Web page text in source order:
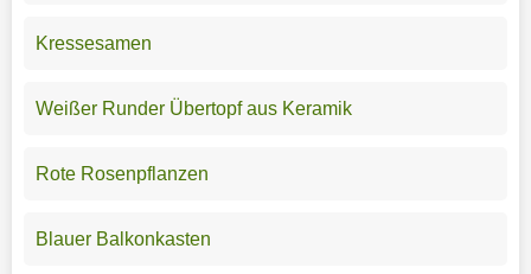
Kressesamen
Weißer Runder Übertopf aus Keramik
Rote Rosenpflanzen
Blauer Balkonkasten